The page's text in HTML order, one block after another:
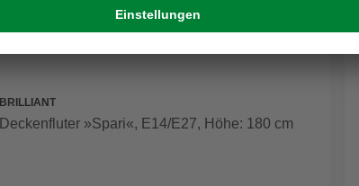
BRILLIANT
Deckenfluter »Spari«, E14/E27, Höhe: 180 cm